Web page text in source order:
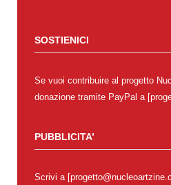
SOSTIENICI
Se vuoi contribuire al progetto
donazione tramite PayPal a
PUBBLICITA’
Scrivi a